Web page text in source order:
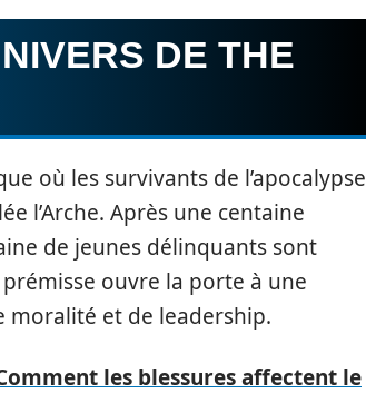
DE THE
où les survivants de l’apocalypse
l’Arche. Après une centaine
de jeunes délinquants sont
ouvre la porte à une
moralité et de leadership.
les blessures affectent le